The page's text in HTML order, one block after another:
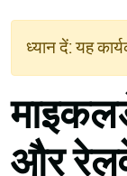
ध्यान दें: यह
और